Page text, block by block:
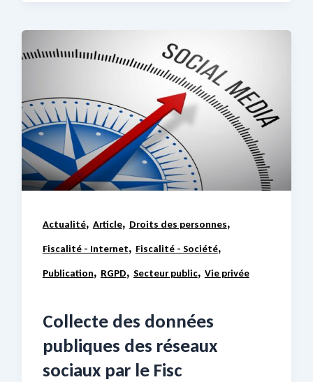
Actualité, Article, Droits des personnes,
Fiscalité - Internet, Fiscalité - Société,
Publication, RGPD, Secteur public, Vie privée
Collecte des données
publiques des réseaux
sociaux par le Fisc